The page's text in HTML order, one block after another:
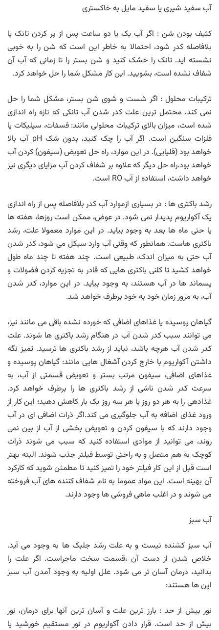
آب سفید شیری یا سفید مایل به خاکستری
کثیف بودن شن : اگر آب یک یا دو ساعت پس از پر کردن تانک یا
بلافاصله کدر شود، احتمالا به خاطر این است که شن را به خوبی
نشسته اید. تانک را خشک کنید و شن بستر را تا زمانی که آب آن
شفاف نشده است، بشویید. این کار مشکل شما را حل خواهد کرد.
ترکیبات محلول : اگر شست و شوی شن بستر، مشکل شما را حل
نمی کند، محتمل ترین علت کدر شدن آب تانکی که تازه راه اندازی
شده است، میزان بالای ترکیبات محلولی مانند: فسفات، سیلیکات یا
فلزات سنگین است. اگر آب را چک کنید، بدون شک pH آب بالا
خواهد بود (قلیایی). در این موارد، راه حل تعویض (سیفون) کردن آب
خواهد بود.راه حل دیگر که علاوه بر شفاف کردن آب مزایای دیگری نیز
خواهد داشت، استفاده از آب RO است.
رشد باکتری ها : در بسیاری ازموارد آب کدر بلافاصله پس از راه اندازی
یک آکواریوم پدیدار نمی شود. در عوض، ممکن است روزها، هفته ها
یا حتی ماه ها بعد به وجود بیاید. در این موارد معمولا علت، رشد
باکتری هاست. همانطور که وقتی آب وارد سیکل می شود، کدر شدن
آب حتی به میزان اندک، طبیعی است. چند هفته تا چند ماه طول
خواهد کشید تا کلنی باکتری هایی که قادر به تجزیه کردن فضولات و
پسماند ها در آب هستند، به وجود بیاید. در این موارد، کدر شدن
آب، به مرور زمان خود به خود برطرف خواهد شد.
گیاهان پوسیده یا غذاهای اضافی که خورده نشده باقی می مانند نیز،
می توانند سبب کدر شدن آب در هنگام رشد باکتری ها شوند. علت
کدر شدن آب هرچه باشد، نباید از رشد باکتری ها ترسید. تمیز نگه
داشتن آکواریوم با خارج کردن آشغال هایی مانند: گیاهان پوسیده و
غذاهای اضافی، سیفون مرتب بستر و تعویض قسمتی از آب، به
سرعت کدر شدن ناشی از رشد باکتری ها را برطرف خواهد کرد.
غذادهی را به هر دو روز یا هر سه روز یک بار کاهش دهید؛ این کار از
ورود غذای اضافه به آب جلوگیری می کند.اگر ذرات اضافی ای در آب
وجود دارند که با سیفون کردن و تعویض بخشی از آب از بین نمی
روند، می توانید از موادی استفاده کنید که سبب می شوند ذرات
کوچک به هم متصل و به راحتی توسط فیلتر جذب شوند. البته بهتر
است قبل از این کار فیلتر خود را تمیز کنید تا مطمئن شوید که کارکرد
آن بهینه است. این مواد عموما به نام شفاف کننده های آب فروخته
می شوند و در اغلب ماهی فروشی ها وجود دارند.
آب سبز
آب سبز کشنده نیست و به علت رشد جلبک ها به وجود می آید.
خلاص شدن از دست آن ،قسمت سخت ماجراست. اگر علت را
بدانید، درمان آسان تر می شود. علل اولیه به وجود آمدن آب سبز
این ها هستند:
نور بیش از حد : بارز ترین علت و آسان ترین آنها برای درمان، نور
بیش از حد است. قرار دادن آکواریوم در نور مستقیم خورشید یا